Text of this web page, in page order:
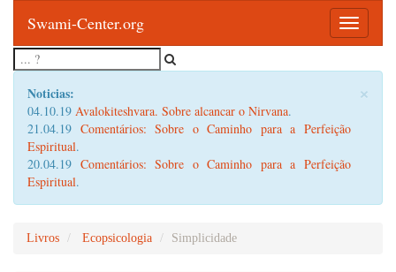
Toggle
Swami-Center.org
×
Noticias:
04.10.19 Avalokiteshvara. Sobre alcancar o Nirvana.
21.04.19 Comentários: Sobre o Caminho para a Perfeição
Espiritual.
20.04.19 Comentários: Sobre o Caminho para a Perfeição
Espiritual.
Livros Ecopsicologia Simplicidade